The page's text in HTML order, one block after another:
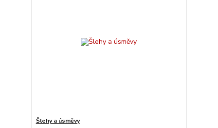
Šlehy a úsměvy